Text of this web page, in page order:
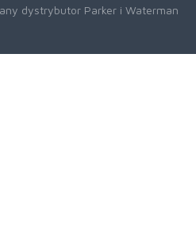
dystrybutor Parker i Waterman